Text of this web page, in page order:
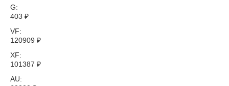
G:
403 ₽
VF:
120909 ₽
XF:
101387 ₽
AU: